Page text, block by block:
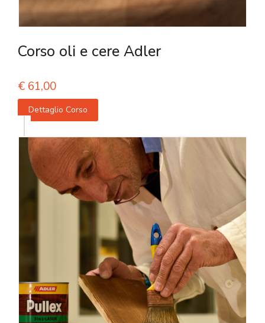
Corso oli e cere Adler
€ 61,00
Dettaglio Corso